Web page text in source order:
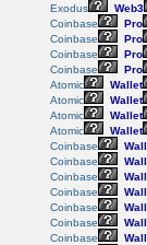
Exodus
Web3
Coinbase
Pro
Coinbase
Pro
Coinbase
Pro
Coinbase
Pro
Atomic
Wallet
Atomic
Wallet
Atomic
Wallet
Atomic
Wallet
Coinbase
Coinbase
Coinbase
Coinbase
Coinbase
Coinbase
Coinbase